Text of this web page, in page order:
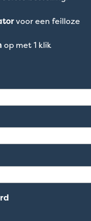
voor een feilloze
op met 1 klik